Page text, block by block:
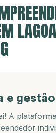
LAGOA
e
A